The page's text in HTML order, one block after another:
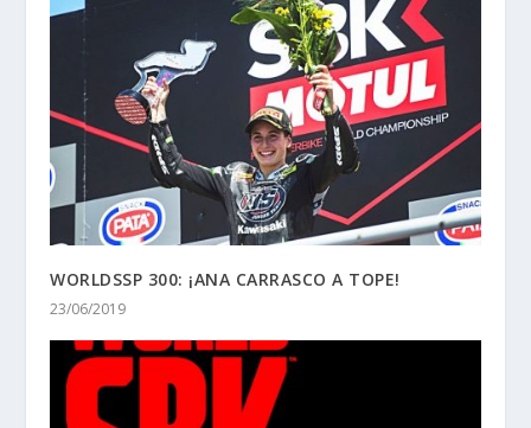
WORLDSSP 300: ¡ANA CARRASCO A TOPE!
23/06/2019